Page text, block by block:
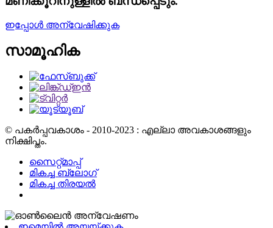
ഇപ്പോൾ അന്വേഷിക്കുക
സാമൂഹിക
© പകർപ്പവകാശം - 2010-2023 : എല്ലാ അവകാശങ്ങളും
നിക്ഷിപ്തം.
സൈറ്റ്മാപ്പ്
മികച്ച ബ്ലോഗ്
മികച്ച തിരയൽ